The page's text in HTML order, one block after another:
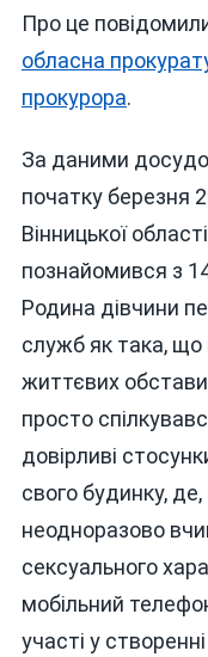
Про це
обласна
прокурора.
За даними
початку березня
Вінницької
познайомився з
Родина дівчини
служб як така, що
життєвих
просто
довірливі
свого будинку,
неодноразово
сексуального
мобільний
участі у